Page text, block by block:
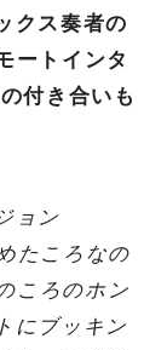
クス奏者の
ートインタ
付き合いも
ョン
たころなの
ころのホン
にブッキン